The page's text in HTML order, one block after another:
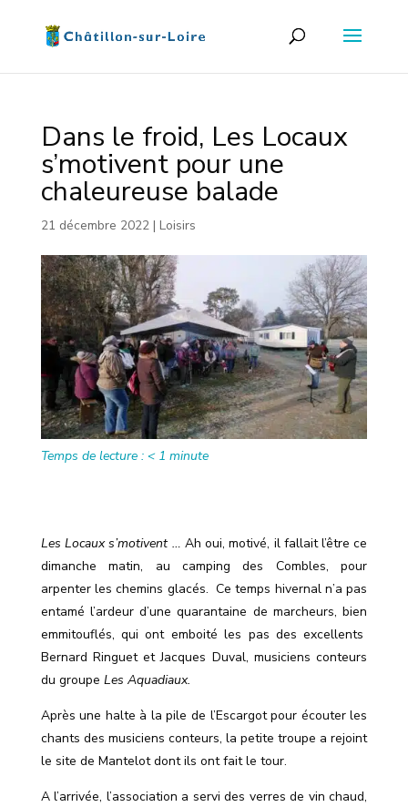
Dans le froid, Les Locaux
s’motivent pour une
chaleureuse balade
21 décembre 2022| Loisirs
Temps de lecture : < 1 minute
Les Locaux s’motivent … Ah oui, motivé, il fallait l’être ce
dimanche matin, au camping des Combles, pour
arpenter les chemins glacés. Ce temps hivernal n’a pas
entamé l’ardeur d’une quarantaine de marcheurs, bien
emmitouflés, qui ont emboité les pas des excellents
Bernard Ringuet et Jacques Duval, musiciens conteurs
du groupe Les Aquadiaux.
Après une halte à la pile de l’Escargot pour écouter les
chants des musiciens conteurs, la petite troupe a rejoint
le site de Mantelot dont ils ont fait le tour.
A l’arrivée, l’association a servi des verres de vin chaud,